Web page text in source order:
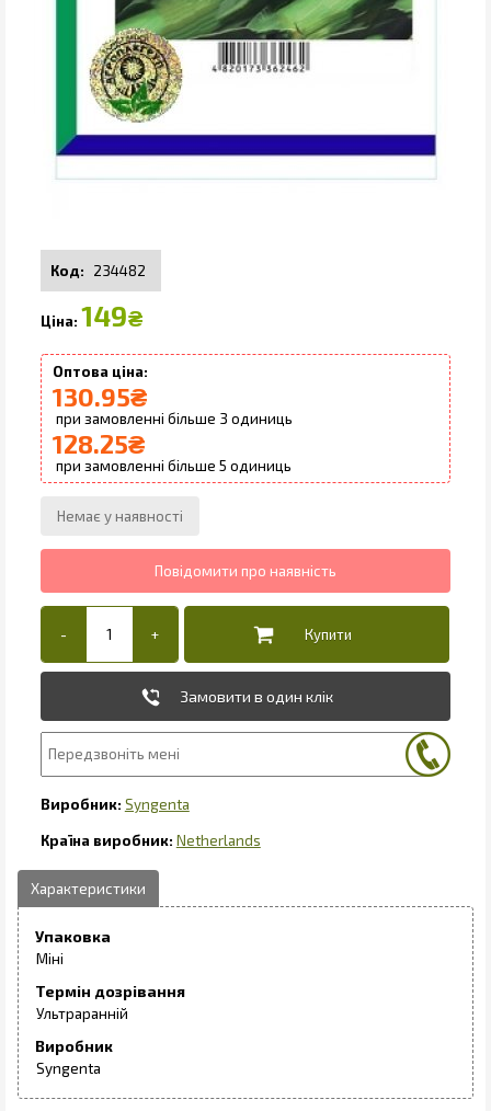
234482
149₴
130.95₴
3
128.25₴
5
Замовити в один клік
Syngenta
Netherlands
Упаковка
Міні
Термін дозрівання
Ультраранній
Виробник
Syngenta